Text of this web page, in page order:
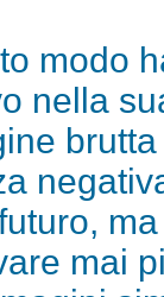
modo
nella
mai